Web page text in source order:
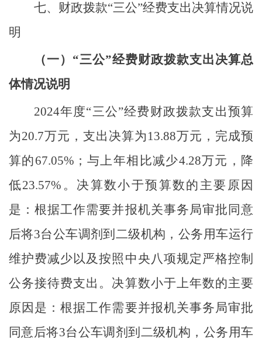
七、 财政拨款“三公”经费支出决算情况说
明
（一） “三公”经费财政拨款支出决算总
体情况说明
2024年度“三公”经费财政拨款支出预算
为20.7万元，支出决算为 13.88万元，完成预
算的67.05% ；与上年相比减少4.28万元，降
低23.57% 。决算数小于预算数的主要原因
是 ：根据工作需要并报机关事务局审批同意
后将3台公车调剂到二级机构，公务用车运行
维护费减少以及按照中央八项规定严格控制
公务接待费支出 。决算数小于上年数的主要
原因是 ：根据工作需要并报机关事务局审批
同意后将3台公车调剂到二级机构，公务用车